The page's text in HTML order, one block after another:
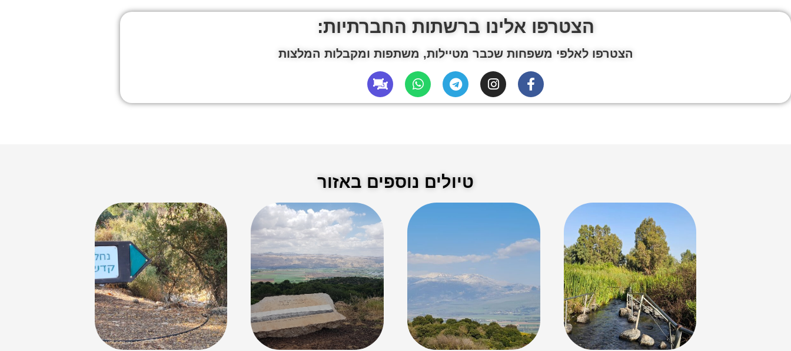
הצטרפו אלינו ברשתות החברתיות:
הצטרפו לאלפי משפחות שכבר מטיילות, משתפות ומקבלות המלצות
טיולים נוספים באזור